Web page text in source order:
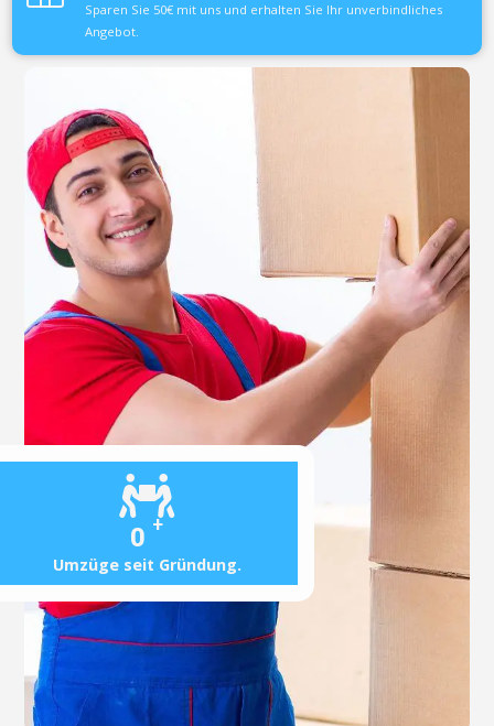
0 +
Umzüge seit Gründung.
Sparen Sie 50€ mit uns und erhalten Sie Ihr unverbindliches
Angebot.